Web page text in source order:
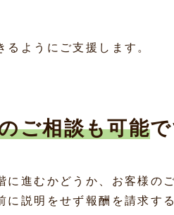
るようにご支援します。
ご相談も可能
に進むかどうか、お客様の
に説明をせず報酬を請求す